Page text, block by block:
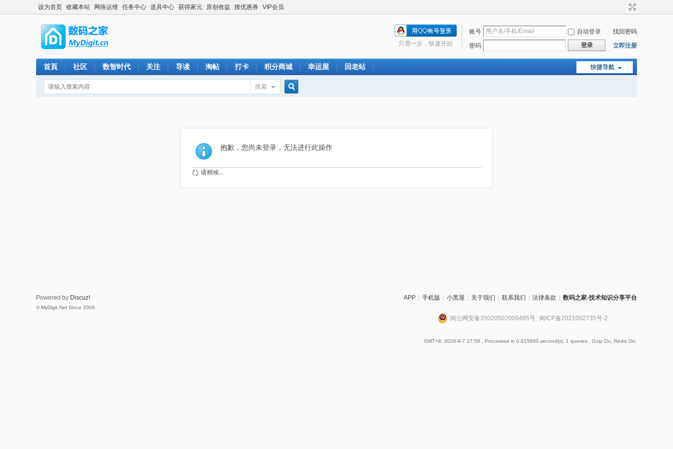
设为首页 收藏本站 网络运维 任务中心 道具中心 获得家元 原创收益 搜优惠券 VIP会员
账号 自动登录
找回密码
密码
登录 立即注册
只需一步，快速开始
快捷导航
首頁 社区 数智时代 关注 导读 淘帖 打卡 积分商城 幸运屋 回老站
搜索
索
抱歉，您尚未登录，无法进行此操作
请稍候...
APP 手机版 小黑屋 关于我们 联系我们 法律条款 数码之家-技术知识分享平台
闽公网安备35020502000485号 闽ICP备2021002735号-2
GMT+8, 2026-8-7 17:59 , Processed in 0.015600 second(s), 1 queries , Gzip On, Redis On.
Powered by Discuz!
© MyDigit.Net Since 2006